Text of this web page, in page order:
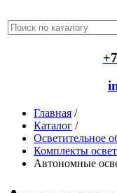
Главная /
Каталог /
Осветительное
Комплекты
Автономные